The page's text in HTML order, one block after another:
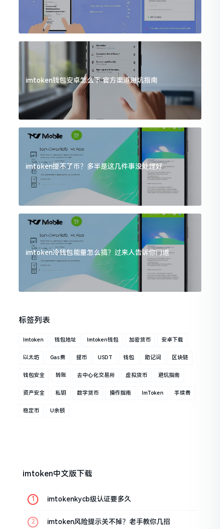
imtoken钱包安卓怎么下 官方渠道避坑指南
imtoken提不了币？多半是这几件事没处理好
imtoken冷钱包能量怎么搞？过来人告诉你门道
标签列表
Imtoken 钱包地址 Imtoken钱包 加密货币 安卓下载
以太坊 Gas费 提币 USDT 钱包 助记词 区块链
钱包安全 转账 去中心化交易所 虚拟货币 避坑指南
资产安全 私钥 数字货币 操作指南 ImToken 手续费
稳定币 U余额
imtoken中文版下载
imtokenkycb级认证要多久
imtoken风险提示关不掉？老手教你几招